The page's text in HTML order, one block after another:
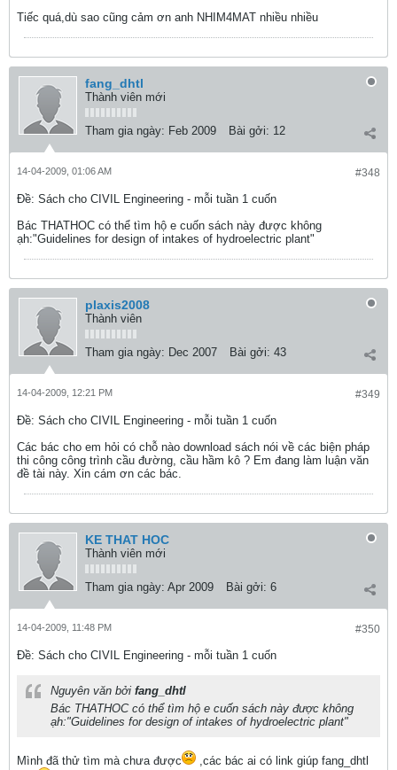
Tiếc quá,dù sao cũng cảm ơn anh NHIM4MAT nhiều nhiều
fang_dhtl
Thành viên mới
Tham gia ngày: Feb 2009 Bài gởi: 12
#348
14-04-2009, 01:06 AM
Ðề: Sách cho CIVIL Engineering - mỗi tuần 1 cuốn
Bác THATHOC có thể tìm hộ e cuốn sách này được không
ạh:"Guidelines for design of intakes of hydroelectric plant"
plaxis2008
Thành viên
Tham gia ngày: Dec 2007 Bài gởi: 43
#349
14-04-2009, 12:21 PM
Ðề: Sách cho CIVIL Engineering - mỗi tuần 1 cuốn
Các bác cho em hỏi có chỗ nào download sách nói về các biện pháp
thi công công trình cầu đường, cầu hầm kô ? Em đang làm luận văn
đề tài này. Xin cám ơn các bác.
KE THAT HOC
Thành viên mới
Tham gia ngày: Apr 2009 Bài gởi: 6
#350
14-04-2009, 11:48 PM
Ðề: Sách cho CIVIL Engineering - mỗi tuần 1 cuốn
Nguyên văn bởi fang_dhtl
Bác THATHOC có thể tìm hộ e cuốn sách này được không
ạh:"Guidelines for design of intakes of hydroelectric plant"
Mình đã thử tìm mà chưa được
,các bác ai có link giúp fang_dhtl